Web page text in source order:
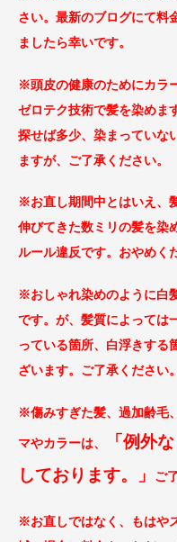
さい。最新のブログにて料
ましたら幸いです。
※頭皮の健康のためにカラ
ゼロテク技術で髪を染めま
探せば多少、染まっていな
ますが、ご了承ください。
※お直し期間中とはいえ、
伸びてきた数ミリの髪を染
ルール違反です。おやめく
※おしゃれ染めのように白
です。が、髪質によっては
っている箇所、白浮きする
ざいます。ご了承ください。
※傷みすぎた髪、過加齢毛
マやカラーは、
「例外
しております。」 ご
※お直しではなく、もはや